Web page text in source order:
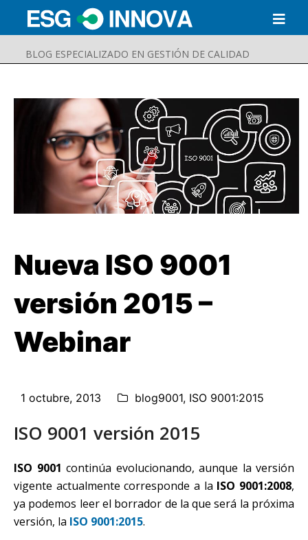
BLOG ESPECIALIZADO EN GESTIÓN DE CALIDAD
Buscar Enviar
Nueva ISO 9001
versión 2015 –
Webinar
1 octubre, 2013 blog9001, ISO 9001:2015
ISO 9001 versión 2015
ISO 9001 continúa evolucionando, aunque la versión
vigente actualmente corresponde a la ISO 9001:2008,
ya podemos leer el borrador de la que será la próxima
versión, la ISO 9001:2015.